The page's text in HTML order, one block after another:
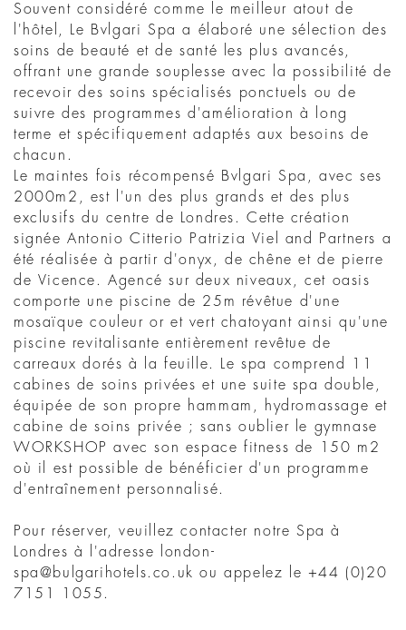
Souvent considéré comme le meilleur atout de
l'hôtel, Le Bvlgari Spa a élaboré une sélection des
soins de beauté et de santé les plus avancés,
offrant une grande souplesse avec la possibilité de
recevoir des soins spécialisés ponctuels ou de
suivre des programmes d'amélioration à long
terme et spécifiquement adaptés aux besoins de
chacun.
Le maintes fois récompensé Bvlgari Spa, avec ses
2000m2, est l'un des plus grands et des plus
exclusifs du centre de Londres. Cette création
signée Antonio Citterio Patrizia Viel and Partners a
été réalisée à partir d'onyx, de chêne et de pierre
de Vicence. Agencé sur deux niveaux, cet oasis
comporte une piscine de 25m révêtue d'une
mosaïque couleur or et vert chatoyant ainsi qu'une
piscine revitalisante entièrement revêtue de
carreaux dorés à la feuille. Le spa comprend 11
cabines de soins privées et une suite spa double,
équipée de son propre hammam, hydromassage et
cabine de soins privée ; sans oublier le gymnase
WORKSHOP avec son espace fitness de 150 m2
où il est possible de bénéficier d'un programme
d'entraînement personnalisé.
Pour réserver, veuillez contacter notre Spa à
Londres à l'adresse london-
spa@bulgarihotels.co.uk ou appelez le +44 (0)20
7151 1055.